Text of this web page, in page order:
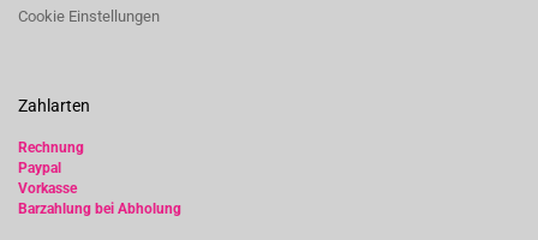
Cookie Einstellungen
Zahlarten
Rechnung
Paypal
Vorkasse
Barzahlung bei Abholung